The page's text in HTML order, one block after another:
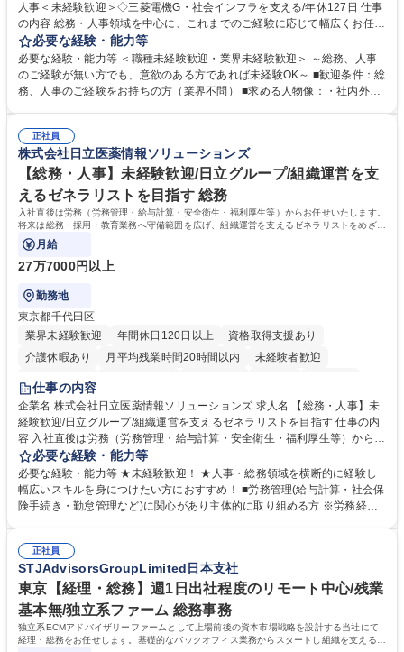
人事＜未経験歓迎＞◇三菱電機G・社会インフラを支える/年休127日 仕事
の内容 総務・人事領域を中心に、これまでのご経験に応じて幅広くお任せ
します。 ＜具体的には＞ ・総務/人事労務（給与・社保・勤怠管理など）
・採用・教育研修 ・福利厚生運用 など ※基本的には事務所勤務ですが、
採用や教育等の業務内容により、関西圏以外への日帰り・宿泊を伴う国内
出張もございます。 ※担当業務を持ちつつ、お互いに助け合いながら、総
必要な経験・能力等
必要な経験・能力等 ＜職種未経験歓迎・業界未経験歓迎＞ ～総務、人事
のご経験が無い方でも、意欲のある方であれば未経験OK～ ■歓迎条件：総
務、人事のご経験をお持ちの方（業界不問） ■求める人物像：・社内外の
正社員
株式会社日立医薬情報ソリューションズ
【総務・人事】未経験歓迎/日立グループ/組織運営を支
えるゼネラリストを目指す 総務
入社直後は労務（労務管理・給与計算・安全衛生・福利厚生等）からお任せいたします。
将来は総務・採用・教育業務へ守備範囲を広げ、組織運営を支えるゼネラリストをめざせ
ます。
月給
27万7000円以上
勤務地
東京都千代田区
業界未経験歓迎
年間休日120日以上
資格取得支援あり
介護休暇あり
月平均残業時間20時間以内
未経験者歓迎
住宅手当あり
育休あり
完全週休2日制 交通費支給 土日祝休み 寮・社宅あり
仕事の内容
企業名 株式会社日立医薬情報ソリューションズ 求人名 【総務・人事】未
経験歓迎/日立グループ/組織運営を支えるゼネラリストを目指す 仕事の内
容 入社直後は労務（労務管理・給与計算・安全衛生・福利厚生等）からお
任せいたします。将来は総務・採用・教育業務へ守備範囲を広げ、組織運
営を支えるゼネラリストをめざせます。 ・初期業務：労働時間管理、給与
計算、社会保険対応、福利厚生管理、安全衛生、健康経営推進等をお任せ
します。ご経験に応じて、休職者管理など、幅広く経験を積んでいただき
幅広く経験を積みたい意欲がある方に最適な環境です。 募集職種 【総
務・人事】未経験歓迎/日立グループ/組織運営を支えるゼネラリストを目
指す
必要な経験・能力等
必要な経験・能力等 ★未経験歓迎！ ★人事・総務領域を横断的に経験し
幅広いスキルを身につけたい方におすすめ！ ■労務管理(給与計算・社会保
険手続き・勤怠管理など)に関心があり主体的に取り組める方 ※労務経験
のご経験 ■労務管理（給与計算・社会保険手続き・勤怠管理など）の経験
■衛生管理者の資格をお持ちの方 学歴・資格 学歴：大学院 大学 高専 短大
専修学校 高校 語学力： 資格：
正社員
STJAdvisorsGroupLimited日本支社
東京【経理・総務】週1日出社程度のリモート中心/残業
基本無/独立系ファーム 総務事務
独立系ECMアドバイザリーファームとして上場前後の資本市場戦略を設計する当社にて
経理・総務をお任せします。基礎的なバックオフィス業務からスタートし組織を支える専